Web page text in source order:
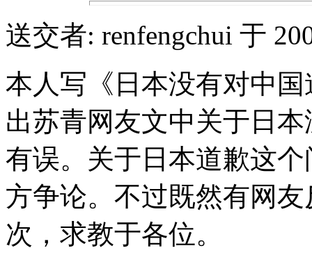
送交者: renfengchui 于
本人写《日本没有对中
出苏青网友文中关于日
有误。关于日本道歉这
方争论。不过既然有网
次，求教于各位。